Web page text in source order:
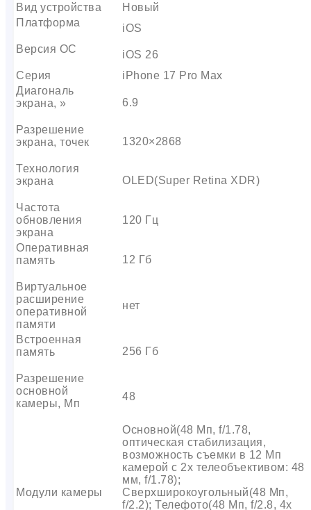
Вид устройства
Новый
Платформа
iOS
Версия ОС
iOS 26
Серия
iPhone 17 Pro Max
Диагональ
экрана, »
6.9
Разрешение
экрана, точек
1320×2868
Технология
экрана
OLED(Super Retina XDR)
Частота
обновления
экрана
120 Гц
Оперативная
память
12 Гб
Виртуальное
расширение
оперативной
памяти
нет
Встроенная
память
256 Гб
Разрешение
основной
камеры, Мп
48
Модули камеры
Основной(48 Мп, f/1.78,
оптическая стабилизация,
возможность съемки в 12 Мп
камерой с 2x телеобъективом: 48
мм, f/1.78);
Сверхширокоугольный(48 Мп,
f/2.2); Телефото(48 Мп, f/2.8, 4x